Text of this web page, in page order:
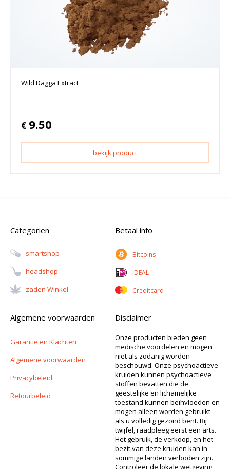
Wild Dagga Extract
€ 9.50
bekijk product
Categorien
Smartshop
Headshop
Zaden Winkel
Betaal info
Bitcoins
iDEAL
Creditcard
Algemene voorwaarden
Garantie en Klachten
Algemene voorwaarden
Privacybeleid
Retourbeleid
Disclaimer
Onze producten bieden geen
medische voordelen en mogen
niet als zodanig worden
beschouwd. Onze psychoactieve
kruiden kunnen psychoactieve
stoffen bevatten die de
geestelijke en lichamelijke
toestand kunnen beïnvloeden en
mogen alleen worden gebruikt
als u volledig gezond bent. Bij
twijfel, raadpleeg eerst een arts.
Het gebruik, de verkoop, en het
bezit van deze kruiden kan in
sommige landen verboden zijn.
Controleer de lokale wetgeving